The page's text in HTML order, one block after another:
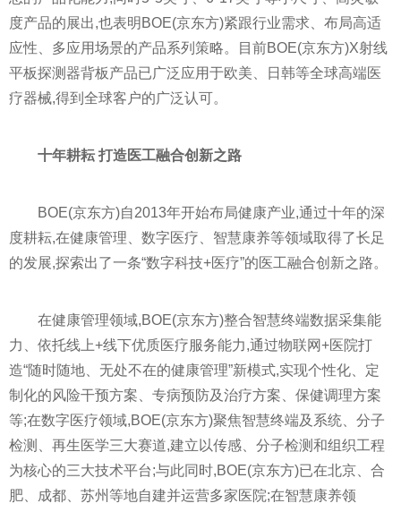
度产品的展出,也表明BOE(京东方)紧跟行业需求、布局高适
应性 、多应用场景的产品系列策略。目前BOE(京东方)X射线
平板探测器背板产品已广泛应用于欧美、日韩等全球高端医
疗器械,得到全球客户的广泛认可。
十年耕耘 打造医工融合创新之路
BOE(京东方)自2013年开始布局健康产业,通过十年的深
度耕耘,在健康管理、数字医疗、智慧康养等领域取得了长足
的发展,探索出了一条“数字科技+医疗”的医工融合创新之路。
在健康管理领域,BOE(京东方)整合智慧终端数据采集能
力、依托线上+线下优质医疗服务能力,通过物联网+医院打
造“随时随地、无处不在的健康管理”新模式,实现个性化、定
制化的风险干预方案、专病预防及治疗方案、保健调理方案
等;在数字医疗领域,BOE(京东方)聚焦智慧终端及系统、分子
检测、再生医学三大赛道,建立以传感、分子检测和组织工程
为核心的三大技术平台;与此同时,BOE(京东方)已在北京、合
肥、成都、苏州等地自建并运营多家医院;在智慧康养领